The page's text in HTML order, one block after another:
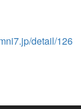
detail/126